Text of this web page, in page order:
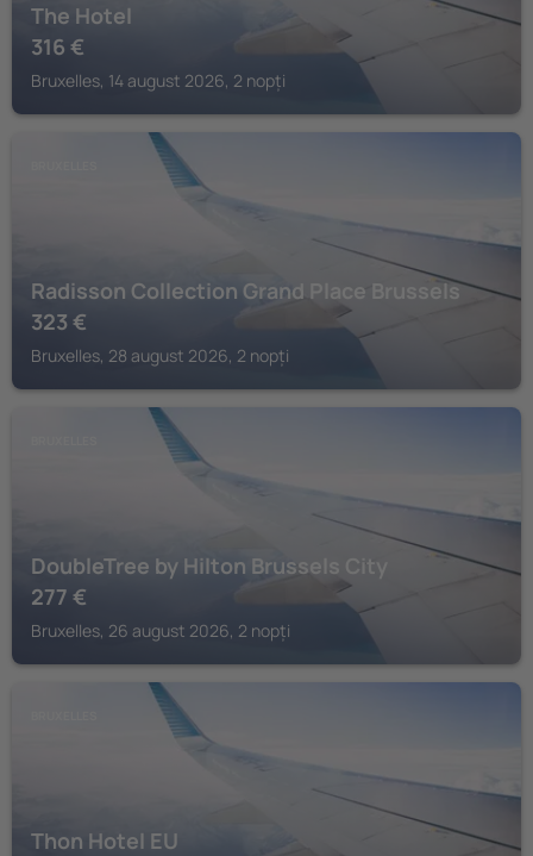
The Hotel
316 €
Bruxelles, 14 august 2026, 2 nopți
Radisson Collection Grand Place Brussels
323 €
Bruxelles, 28 august 2026, 2 nopți
DoubleTree by Hilton Brussels City
277 €
Bruxelles, 26 august 2026, 2 nopți
Thon Hotel EU